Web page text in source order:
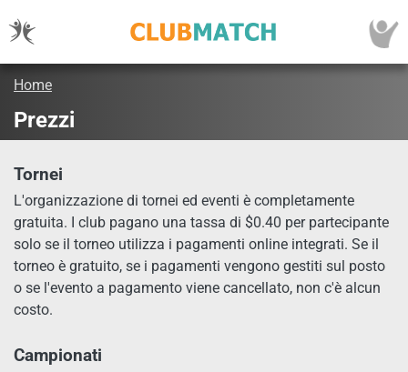
Home
Prezzi
Tornei
L'organizzazione di tornei ed eventi è completamente
gratuita. I club pagano una tassa di $0.40 per partecipante
solo se il torneo utilizza i pagamenti online integrati. Se il
torneo è gratuito, se i pagamenti vengono gestiti sul posto
o se l'evento a pagamento viene cancellato, non c'è alcun
costo.
Campionati